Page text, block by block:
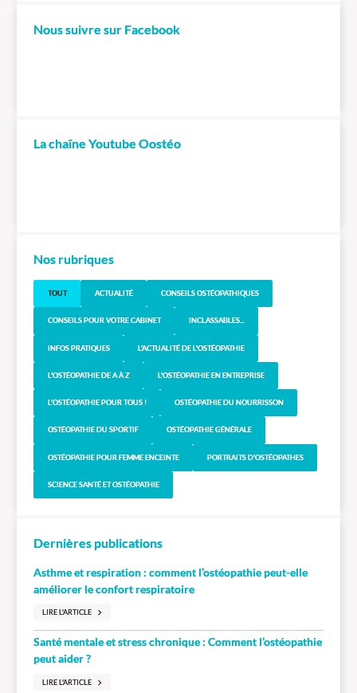
Nous suivre sur Facebook
La chaîne Youtube Oostéo
Nos rubriques
TOUT ACTUALITÉ CONSEILS OSTÉOPATHIQUES
CONSEILS POUR VOTRE CABINET INCLASSABLES...
INFOS PRATIQUES L'ACTUALITÉ DE L'OSTÉOPATHIE
L'OSTÉOPATHIE DE A À Z L'OSTÉOPATHIE EN ENTREPRISE
L'OSTÉOPATHIE POUR TOUS ! OSTÉOPATHIE DU NOURRISSON
OSTÉOPATHIE DU SPORTIF OSTÉOPATHIE GÉNÉRALE
OSTÉOPATHIE POUR FEMME ENCEINTE PORTRAITS D'OSTÉOPATHES
SCIENCE SANTÉ ET OSTÉOPATHIE
Dernières publications
Asthme et respiration : comment l’ostéopathie peut-elle
améliorer le confort respiratoire
LIRE L'ARTICLE
Santé mentale et stress chronique : Comment l’ostéopathie
peut aider ?
LIRE L'ARTICLE